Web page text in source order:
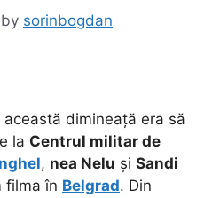
by sorinbogdan
dimineață era să
la Centrul militar de
, nea Nelu și Sandi
filma în Belgrad. Din